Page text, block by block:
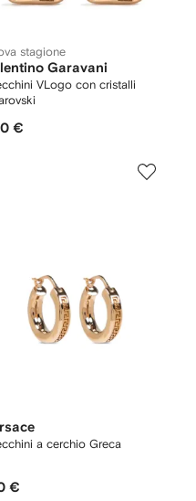
stagione
Garavani
VLogo con cristalli
€
a cerchio Greca
€